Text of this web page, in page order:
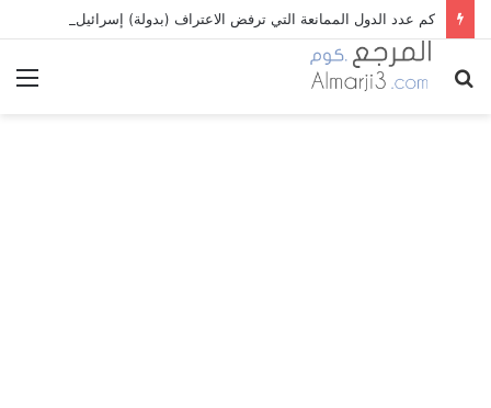
كم عدد الدول الممانعة التي ترفض الاعتراف (بدولة) إسرائيل؟
بحث